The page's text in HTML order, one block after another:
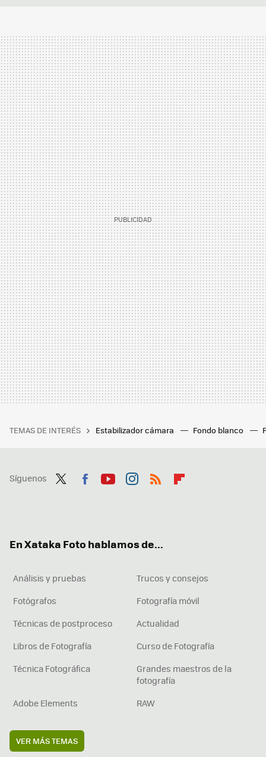
TEMAS DE INTERÉS Estabilizador cámara Fondo blanco
Síguenos
En Xataka Foto hablamos de...
Análisis y pruebas
Trucos y consejos
Fotógrafos
Fotografía móvil
Técnicas de postproceso
Actualidad
Libros de Fotografía
Curso de Fotografía
Técnica Fotográfica
Grandes maestros de la
fotografía
Adobe Elements
RAW
VER MÁS TEMAS